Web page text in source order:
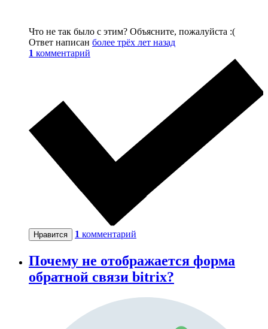
Что не так было с этим? Объясните, пожалуйста :(
Ответ написан более трёх лет назад
1 комментарий
Нравится 1 комментарий
Почему не отображается форма
обратной связи bitrix?